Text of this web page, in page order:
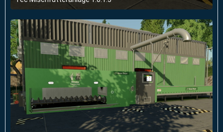
6. Juli 2019 um 21:45